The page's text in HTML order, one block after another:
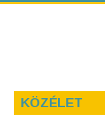
KÖZÉLET